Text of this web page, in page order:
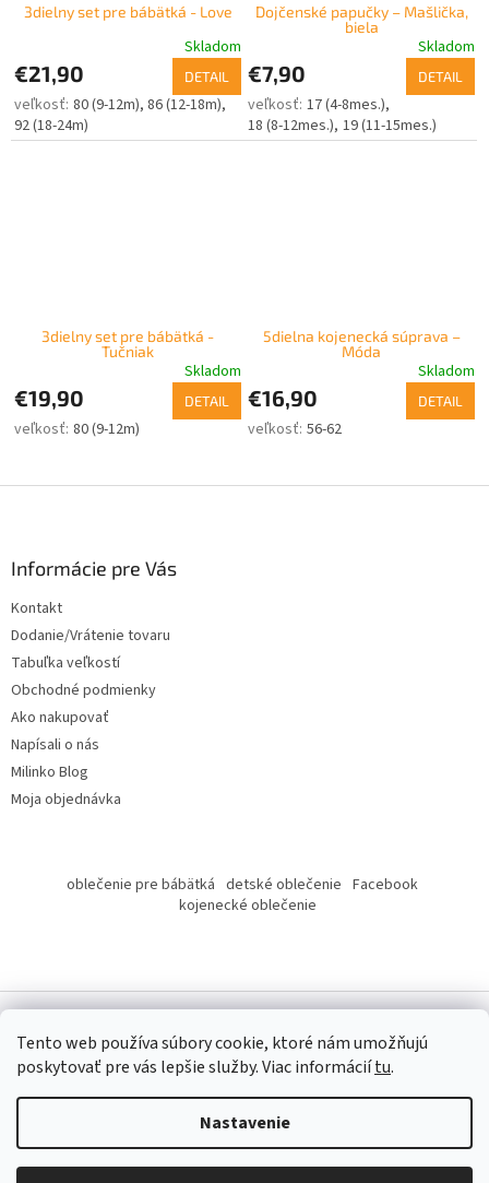
Tento web používa súbory cookie, ktoré nám umožňujú
poskytovať pre vás lepšie služby.Viac informáciítu.
Nastavenie
3dielny set pre bábätká - Love
Skladom
€21,90 DETAIL
80 (9-12m) 86 (12-18m)
92 (18-24m)
Dojčenské papučky – Mašlička,
biela
Skladom
€7,90 DETAIL
17 (4-8mes.)
18 (8-12mes.) 19 (11-15mes.)
3dielny set pre bábätká -
Tučniak
Skladom
€19,90 DETAIL
80 (9-12m)
5dielna kojenecká súprava –
Móda
Skladom
€16,90 DETAIL
56-62
Informácie pre Vás
Kontakt
Dodanie/Vrátenie tovaru
Tabuľka veľkostí
Obchodné podmienky
Ako nakupovať
Napísali o nás
Milinko Blog
Moja objednávka
oblečenie pre bábätká detské oblečenie Facebook
kojenecké oblečenie
Copyright 2026Milinko oblečenie. Všetky práva vyhradené.